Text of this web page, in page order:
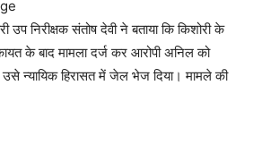
उप निरीक्षक संतोष देवी ने बताया कि किशोरी के
के बाद मामला दर्ज कर आरोपी अनिल को
न्यायिक हिरासत में जेल भेज दिया। मामले की